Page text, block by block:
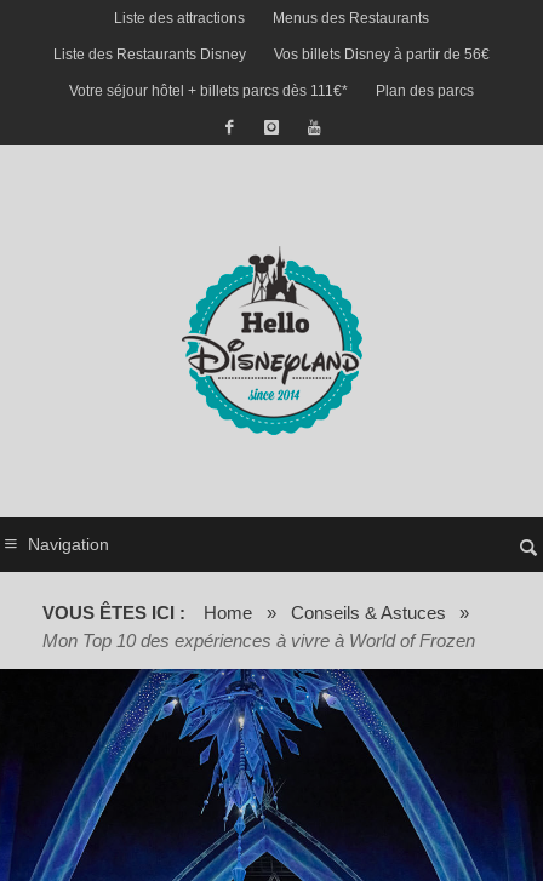
Liste des attractions Menus des Restaurants
Liste des Restaurants Disney Vos billets Disney à partir de 56€
Votre séjour hôtel + billets parcs dès 111€* Plan des parcs
Navigation
VOUS ÊTES ICI : Home » Conseils & Astuces
»
Mon Top 10 des expériences à vivre à World of Frozen